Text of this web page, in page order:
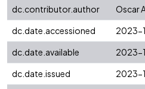
dc.contributor.author
Oscar
dc.date.accessioned
2023-
dc.date.available
2023-
dc.date.issued
2023-